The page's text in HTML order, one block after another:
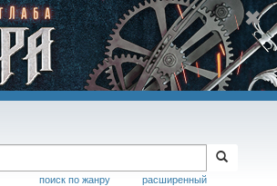
расширенный
поиск по жанру